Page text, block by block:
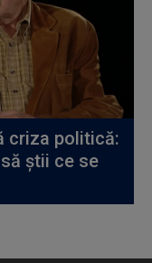
criza politică:
știi ce se